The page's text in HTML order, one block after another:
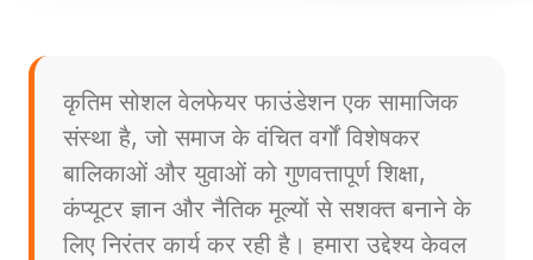
कृतिम सोशल वेलफेयर फाउंडेशन एक सामाजिक
संस्था है, जो समाज के वंचित वर्गों विशेषकर
बालिकाओं और युवाओं को गुणवत्तापूर्ण शिक्षा,
कंप्यूटर ज्ञान और नैतिक मूल्यों से सशक्त बनाने के
लिए निरंतर कार्य कर रही है। हमारा उद्देश्य केवल